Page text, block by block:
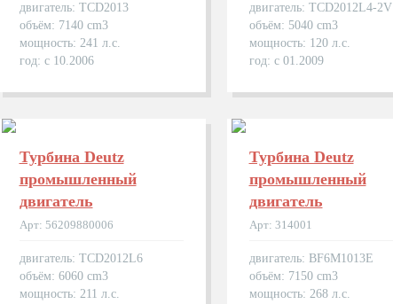
двигатель: TCD2013
объём: 7140 cm3
мощность: 241 л.с.
год: с 10.2006
двигатель: TCD2012L4-2V
объём: 5040 cm3
мощность: 120 л.с.
год: с 01.2009
Турбина Deutz
промышленный
двигатель
Арт: 56209880006
двигатель: TCD2012L6
объём: 6060 cm3
мощность: 211 л.с.
Турбина Deutz
промышленный
двигатель
Арт: 314001
двигатель: BF6M1013E
объём: 7150 cm3
мощность: 268 л.с.